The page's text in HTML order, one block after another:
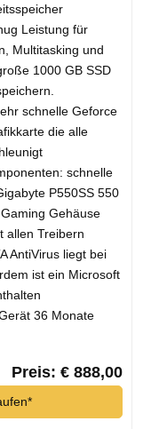
Leistung für
Multitasking und
1000 GB SSD
schnelle Geforce
die alle
schnelle
P550SS 550
Gehäuse
allen Treibern
AntiVirus liegt bei
ist ein Microsoft
36 Monate
Preis: € 888,00